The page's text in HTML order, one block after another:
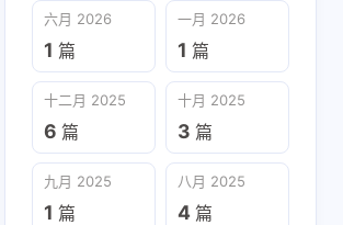
六月 2026
1 篇
一月 2026
1 篇
十二月 2025
6 篇
十月 2025
3 篇
九月 2025
1 篇
八月 2025
4 篇